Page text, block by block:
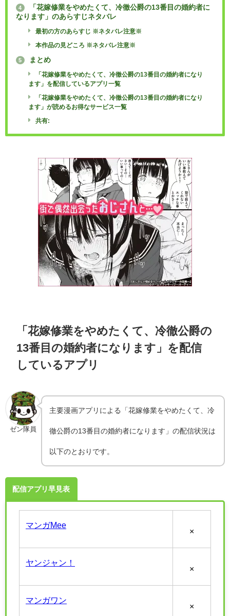
4
「花嫁修業をやめたくて、冷徹公爵の13番目の婚約者に
なります」のあらすじネタバレ
最初の方のあらすじ ※ネタバレ注意※
本作品の見どころ ※ネタバレ注意※
5 まとめ
「花嫁修業をやめたくて、冷徹公爵の13番目の婚約者になり
ます」を配信しているアプリ一覧
「花嫁修業をやめたくて、冷徹公爵の13番目の婚約者になり
ます」が読めるお得なサービス一覧
共有:
「花嫁修業をやめたくて、冷徹公爵の
13番目の婚約者になります」を配信
しているアプリ
ゼン隊員
主要漫画アプリによる「花嫁修業をやめたくて、冷
徹公爵の13番目の婚約者になります」の配信状況は
以下のとおりです。
配信アプリ早見表
マンガMee
×
ヤンジャン！
×
マンガワン
×